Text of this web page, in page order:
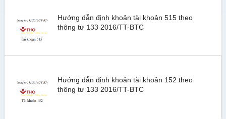
Hướng dẫn định khoản tài khoản 515 theo
thông tư 133 2016/TT-BTC
Hướng dẫn định khoản tài khoản 152 theo
thông tư 133 2016/TT-BTC